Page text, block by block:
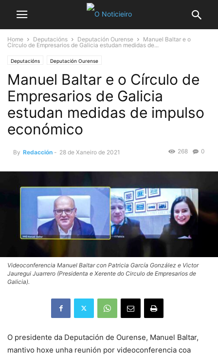
Home Deputacións Deputación Ourense
Manuel Baltar e o
Círculo de Empresarios de Galicia estudan medidas de...
Deputacións Deputación Ourense
Manuel Baltar e o Círculo de
Empresarios de Galicia
estudan medidas de impulso
económico
By Redacción - 28 de Xaneiro de 2021 0
268
Videoconferencia Manuel Baltar con Patricia García González e Victor
Jauregui Juarrero (Presidenta e Xerente do Circulo de Empresarios de
Galicia).
O presidente da Deputación de Ourense, Manuel Baltar,
mantivo hoxe unha reunión por videoconferencia coa